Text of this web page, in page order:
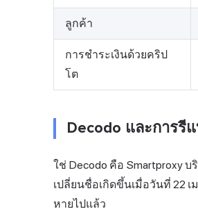
ลูกค้า
การชำระเงินด้วยคริป
โต
Decodo และการรี
ใช่ Decodo คือ Smartproxy
เปลี่ยนชื่อเกิดขึ้นเมื่อวันที่ 22
หายไปแล้ว